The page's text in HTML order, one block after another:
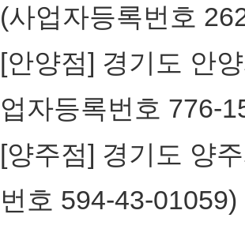
(사업자등록번호
[안양점] 경기도 안
업자등록번호
[양주점] 경기도 양
번호 594-43-